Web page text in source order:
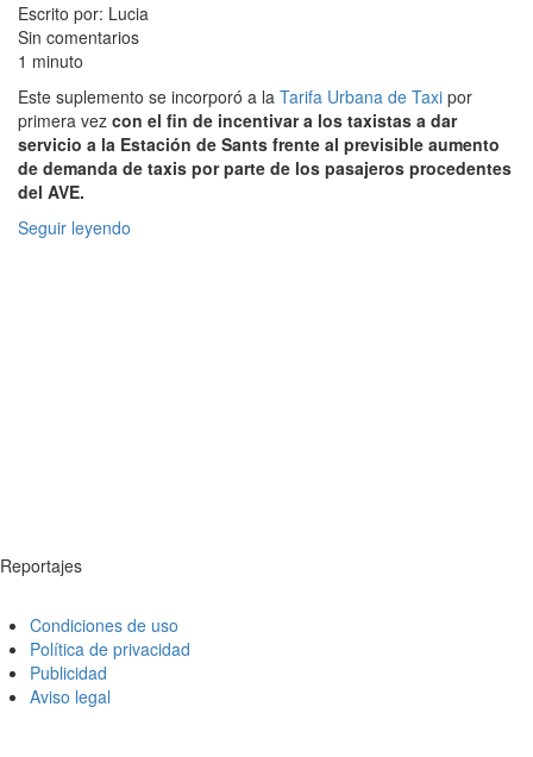
Escrito por: Lucia
Sin comentarios
1 minuto
Este suplemento se incorporó a la Tarifa Urbana de Taxi por
primera vez con el fin de incentivar a los taxistas a dar
servicio a la Estación de Sants frente al previsible aumento
de demanda de taxis por parte de los pasajeros procedentes
del AVE.
Seguir leyendo
Reportajes
Condiciones de uso
Política de privacidad
Publicidad
Aviso legal